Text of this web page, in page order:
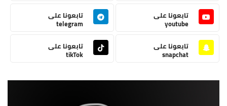
تابعونا على
youtube
تابعونا على
telegram
تابعونا على
snapchat
تابعونا على
tikTok